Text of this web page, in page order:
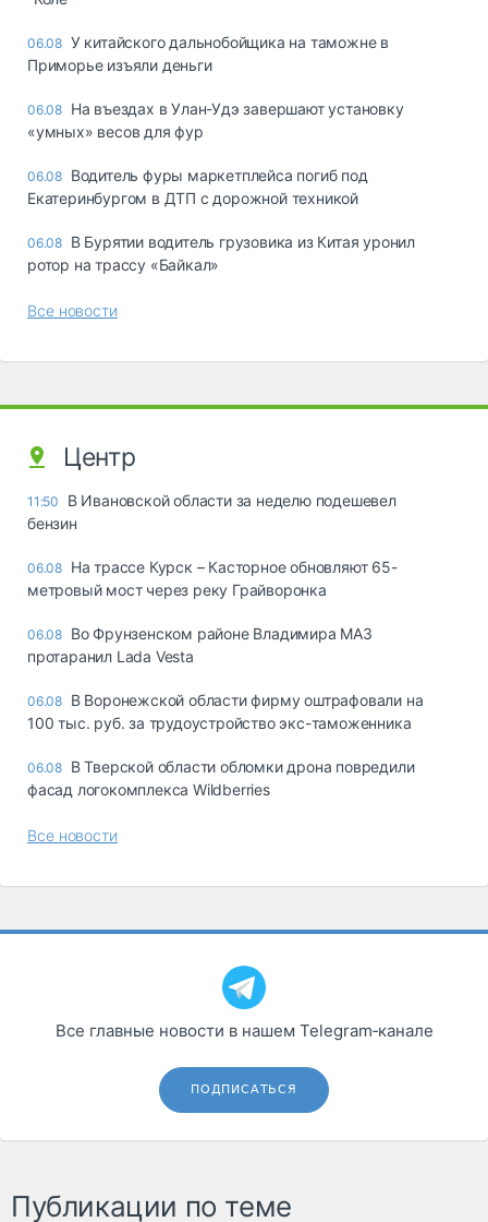
06.08 У китайского дальнобойщика на таможне в
Приморье изъяли деньги
06.08 Ha въeздax в Улaн-Удэ зaвepшaют ycтaнoвкy
«yмныx» вecoв для фyp
06.08 Водитель фуры маркетплейса погиб под
Екатеринбургом в ДТП с дорожной техникой
06.08 В Бурятии водитель грузовика из Китая уронил
ротор на трассу «Байкал»
Все новости
Центр
11:50
В Ивановской области за неделю подешевел
бензин
06.08 На трассе Курск – Касторное обновляют 65-
метровый мост через реку Грайворонка
06.08 Во Фрунзенском районе Владимира МАЗ
протаранил Lada Vesta
06.08 В Воронежской области фирму оштрафовали на
100 тыс. руб. за трудоустройство экс-таможенника
06.08 В Тверской области обломки дрона повредили
фасад логокомплекса Wildberries
Все новости
Все главные новости в нашем Telegram‑канале
ПОДПИСАТЬСЯ
Публикации по теме